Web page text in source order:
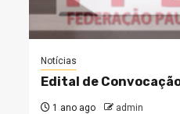
Notícias
Edital de
1 ano ago admin